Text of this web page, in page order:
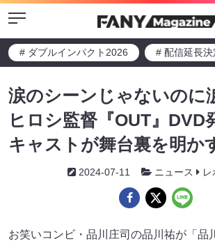
Menu
# ダブルインパクト2026 # 配信延長決
涙のシーンじゃないのに
ヒロシ監督『OUT』DVD
キャストが舞台裏を明か
2024-07-11 ニュース レ
お笑いコンビ・品川庄司の品川祐が「品